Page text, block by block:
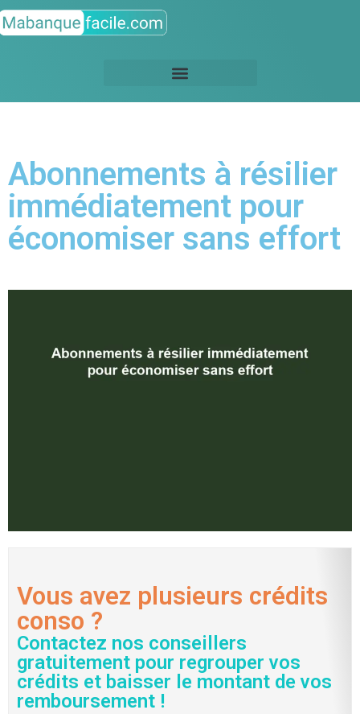
Abonnements à résilier
immédiatement pour
économiser sans effort
Vous avez plusieurs crédits
conso ?
Contactez nos conseillers
gratuitement pour regrouper vos
crédits et baisser le montant de vos
remboursement !